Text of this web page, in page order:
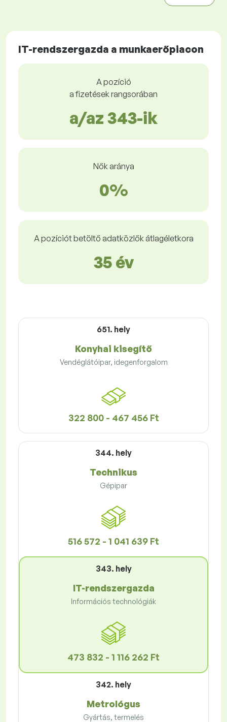
IT-rendszergazda a munkaerőpiacon
A pozíció
a fizetések rangsorában
a/az 343-ik
Nők aránya
0%
A pozíciót betöltő adatközlők átlagéletkora
35 év
651. hely
Konyhai kisegítő
Vendéglátóipar, idegenforgalom
322 800 - 467 456 Ft
344. hely
Technikus
Gépipar
516 572 - 1 041 639 Ft
343. hely
IT-rendszergazda
Információs technológiák
473 832 - 1 116 262 Ft
342. hely
Metrológus
Gyártás, termelés